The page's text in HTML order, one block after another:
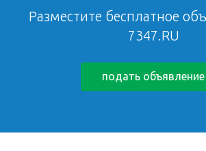
Разместите бесплатное
7347.RU
подать объявление